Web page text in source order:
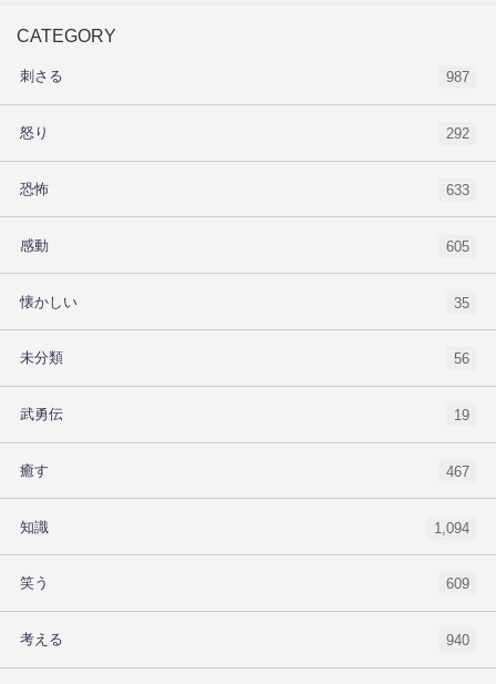
CATEGORY
刺さる 987
怒り 292
恐怖 633
感動 605
懐かしい 35
未分類 56
武勇伝 19
癒す 467
知識 1,094
笑う 609
考える 940